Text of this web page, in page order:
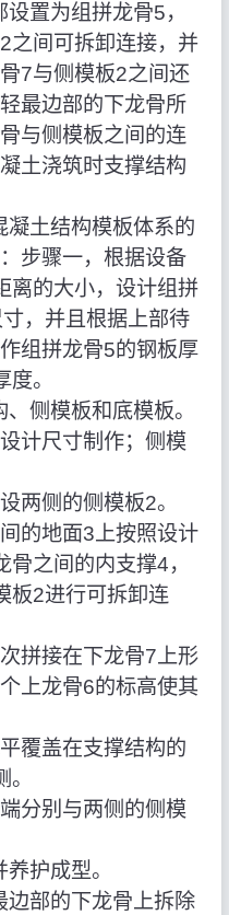
置为组拼龙骨5，
之间可拆卸连接，并
7与侧模板2之间还
最边部的下龙骨所
与侧模板之间的连
土浇筑时支撑结构
凝土结构模板体系的
步骤一，根据设备
离的大小，设计组拼
，并且根据上部待
组拼龙骨5的钢板厚
。
侧模板和底模板。
计尺寸制作；侧模
两侧的侧模板2。
的地面3上按照设计
之间的内支撑4，
板2进行可拆卸连
拼接在下龙骨7上形
上龙骨6的标高使其
覆盖在支撑结构的
分别与两侧的侧模
护成型。
部的下龙骨上拆除